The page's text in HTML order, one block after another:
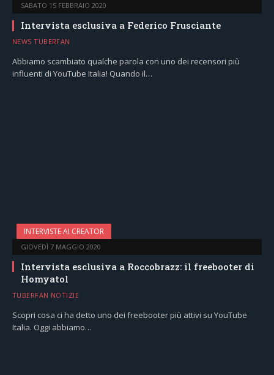
SABATO 15 FEBBRAIO 2020
Intervista esclusiva a Federico Frusciante
NEWS TUBERFAN
Abbiamo scambiato qualche parola con uno dei recensori più
influenti di YouTube Italia! Quando il…
INTERVISTE AI CREATOR
GIOVEDÌ 7 MAGGIO 2020
Intervista esclusiva a Roccobrazz: il freebooter di
Homyatol
TUBERFAN NOTIZIE
Scopri cosa ci ha detto uno dei freebooter più attivi su YouTube
Italia. Oggi abbiamo…